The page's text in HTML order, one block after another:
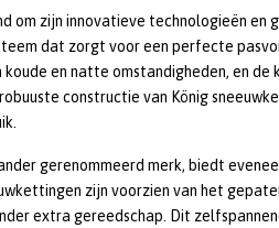
om zijn innovatieve technologieën en
dat zorgt voor een perfecte
koude en natte omstandigheden, en
constructie van König
gerenommeerd merk, biedt
zijn voorzien van het
extra gereedschap. Dit